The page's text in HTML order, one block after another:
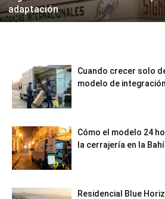
adaptación
Cuando crecer solo
modelo de
Cómo el modelo 24
la cerrajería en la
Residencial Blue